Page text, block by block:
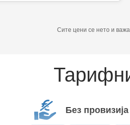
Сите цени се нето и
Без провизија